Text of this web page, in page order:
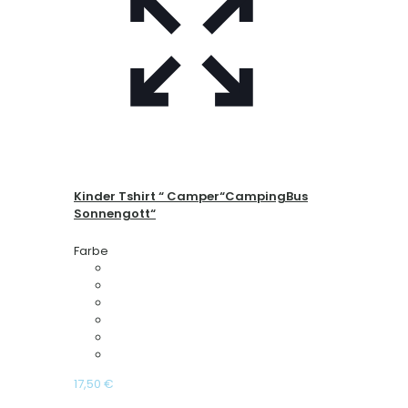
Kinder Tshirt “ Camper“CampingBus
Sonnengott“
Farbe
17,50 €